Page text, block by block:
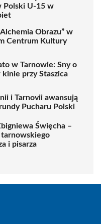
Polski U-15 w
Obrazu” w
Centrum Kultury
w Tarnowie: Sny o
kinie przy Staszica
i Tarnovii awansują
Pucharu Polski
Święcha –
i pisarza